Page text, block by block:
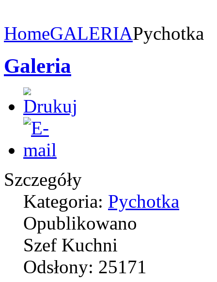
HomeGALERIAPychotka
Galeria
Szczegóły
Kategoria: Pychotka
Opublikowano
Szef Kuchni
Odsłony: 25171